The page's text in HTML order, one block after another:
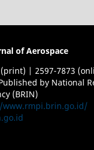
of Aerospace
(print) | 2597-7873
by National
(BRIN)